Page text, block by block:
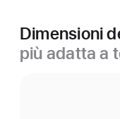
Dimensioni
più adatta a